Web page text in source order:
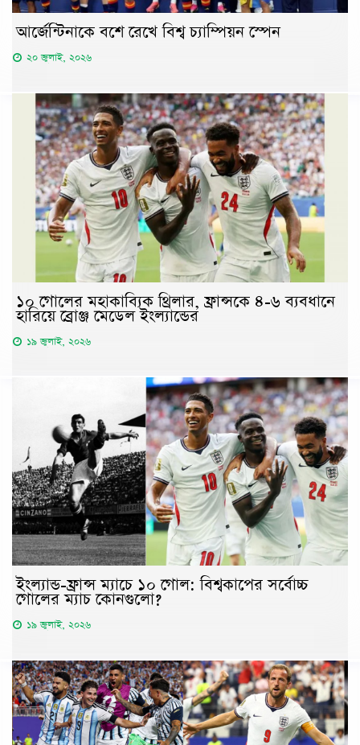
আর্জেন্টিনাকে বশে রেখে বিশ্ব চ্যাম্পিয়ন স্পেন
২০ জুলাই, ২০২৬
১০ গোলের মহাকাব্যিক থ্রিলার, ফ্রান্সকে ৪-৬ ব্যবধানে
হারিয়ে ব্রোঞ্জ মেডেল ইংল্যান্ডের
১৯ জুলাই, ২০২৬
ইংল্যান্ড-ফ্রান্স ম্যাচে ১০ গোল: বিশ্বকাপের সর্বোচ্চ
গোলের ম্যাচ কোনগুলো?
১৯ জুলাই, ২০২৬